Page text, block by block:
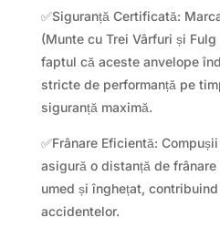
✅Siguranță Certificată:
(Munte cu Trei Vârfuri și
faptul că aceste anvelope
stricte de performanță pe
siguranță maximă.
✅Frânare Eficientă:
asigură o distanță de
umed și înghețat,
accidentelor.